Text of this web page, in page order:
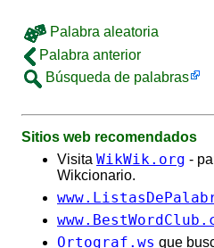
Palabra aleatoria
Palabra anterior
Búsqueda de palabras
Sitios web recomendados
Visita WikWik.org -
Wikcionario.
Ortograf.ws que